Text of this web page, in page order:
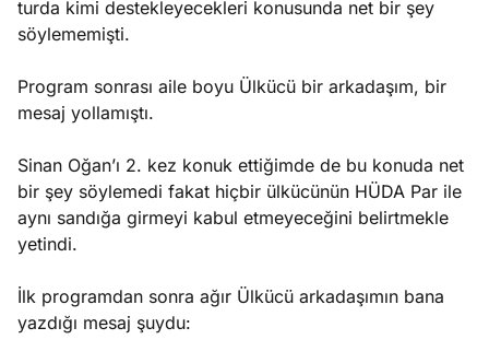
turda kimi destekleyecekleri konusunda net bir şey
söylememişti.
Program sonrası aile boyu Ülkücü bir arkadaşım, bir
mesaj yollamıştı.
Sinan Oğan’ı 2. kez konuk ettiğimde de bu konuda net
bir şey söylemedi fakat hiçbir ülkücünün HÜDA Par ile
aynı sandığa girmeyi kabul etmeyeceğini belirtmekle
yetindi.
İlk programdan sonra ağır Ülkücü arkadaşımın bana
yazdığı mesaj şuydu: